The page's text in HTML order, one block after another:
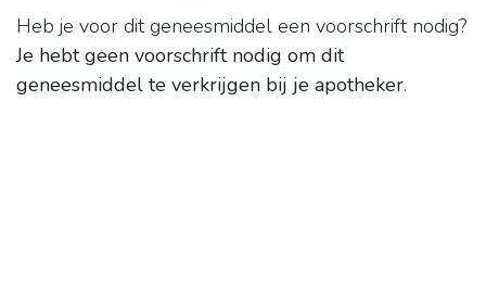
Heb je voor dit geneesmiddel een voorschrift nodig?
Je hebt geen voorschrift nodig om dit
geneesmiddel te verkrijgen bij je apotheker.